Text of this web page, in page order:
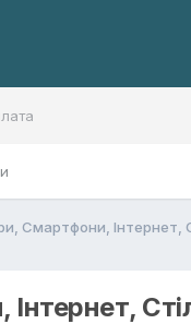
Смартфони, Інтернет,